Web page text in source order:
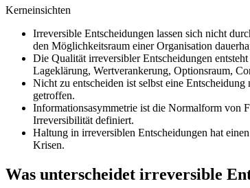
Kerneinsichten
Irreversible Entscheidungen lassen sich nicht
den Möglichkeitsraum einer Organisation
Die Qualität irreversibler Entscheidungen
Lageklärung, Wertverankerung, Optionsraum,
Nicht zu entscheiden ist selbst eine
getroffen.
Informationsasymmetrie ist die Normalform von
Irreversibilität definiert.
Haltung in irreversiblen Entscheidungen hat
Krisen.
Was unterscheidet irreversible